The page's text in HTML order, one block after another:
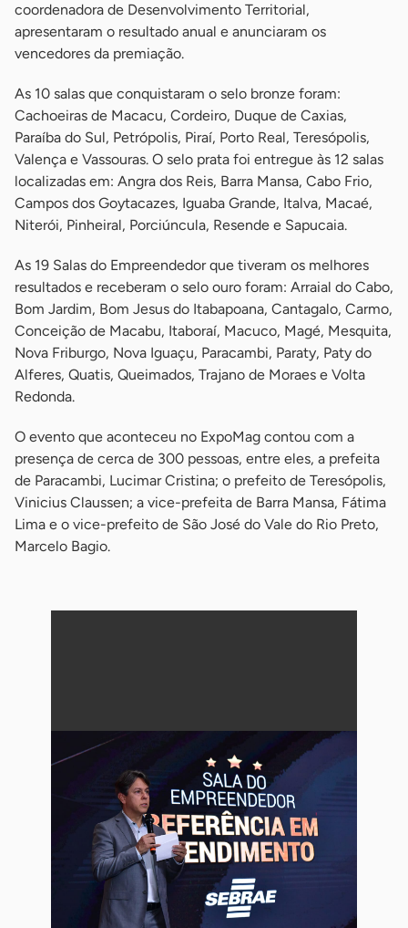
coordenadora de Desenvolvimento Territorial,
apresentaram o resultado anual e anunciaram os
vencedores da premiação.
As 10 salas que conquistaram o selo bronze foram:
Cachoeiras de Macacu, Cordeiro, Duque de Caxias,
Paraíba do Sul, Petrópolis, Piraí, Porto Real, Teresópolis,
Valença e Vassouras. O selo prata foi entregue às 12 salas
localizadas em: Angra dos Reis, Barra Mansa, Cabo Frio,
Campos dos Goytacazes, Iguaba Grande, Italva, Macaé,
Niterói, Pinheiral, Porciúncula, Resende e Sapucaia.
As 19 Salas do Empreendedor que tiveram os melhores
resultados e receberam o selo ouro foram: Arraial do Cabo,
Bom Jardim, Bom Jesus do Itabapoana, Cantagalo, Carmo,
Conceição de Macabu, Itaboraí, Macuco, Magé, Mesquita,
Nova Friburgo, Nova Iguaçu, Paracambi, Paraty, Paty do
Alferes, Quatis, Queimados, Trajano de Moraes e Volta
Redonda.
O evento que aconteceu no ExpoMag contou com a
presença de cerca de 300 pessoas, entre eles, a prefeita
de Paracambi, Lucimar Cristina; o prefeito de Teresópolis,
Vinicius Claussen; a vice-prefeita de Barra Mansa, Fátima
Lima e o vice-prefeito de São José do Vale do Rio Preto,
Marcelo Bagio.